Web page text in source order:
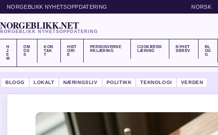
NORGEBLIKK NYHETSOPPDATERING NORSK
NORGEBLIKK.NET
NORGEBLIKK NYHETSOPPDATERING
H
J
E
M
OM
OS
S
KON
TAK
T
HIST
ORI
E
PERSONVERNE
RKLÆRING
COOKIEERK
LÆRING
NYHET
SBREV
BL
OG
G
BLOGG LOKALT NÆRINGSLIV POLITIKK TEKNOLOGI VERDEN